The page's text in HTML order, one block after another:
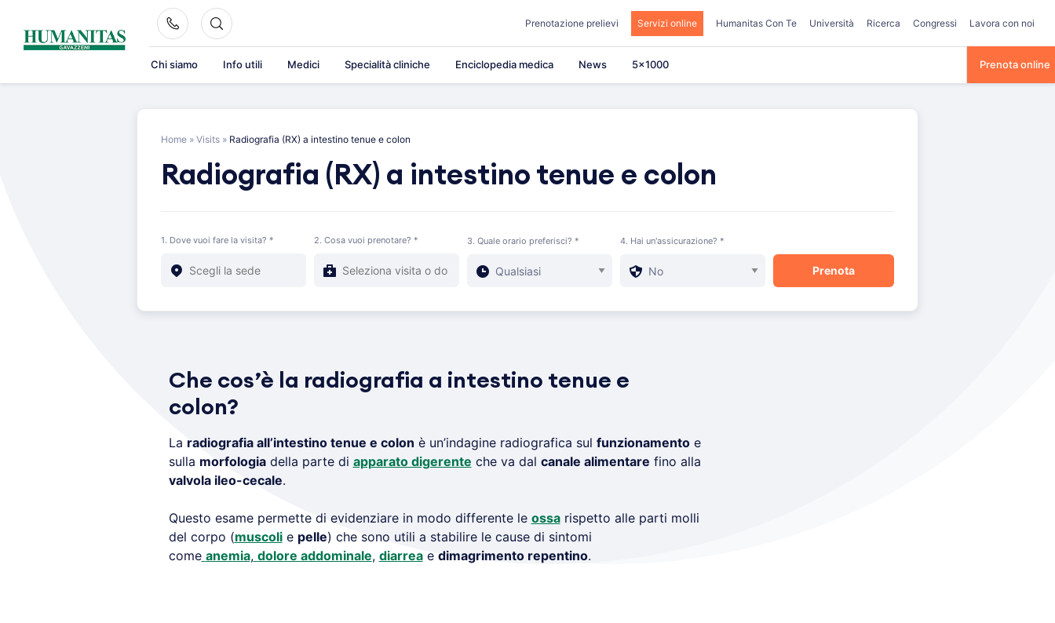
content
Prenotazione prelievi Servizi online Humanitas Con Te Università Ricerca Congressi Lavora con noi
Chi siamo Info utili Medici Specialità cliniche Enciclopedia medica News 5×1000 Prenota online
Home » Visits » Radiografia (RX) a intestino tenue e colon
Radiografia (RX) a intestino tenue e colon
1. Dove vuoi fare la visita? * 2. Cosa vuoi prenotare? * 3. Quale orario preferisci? * 4. Hai un'assicurazione? *
Che cos’è la radiografia a intestino tenue e
colon?
La radiografia all’intestino tenue e colon è un’indagine radiografica sul funzionamentoe
sulla morfologiadella parte di apparato digerente che va dal canale alimentare fino alla
valvola ileo-cecale.
Questo esame permette di evidenziare in modo differente le ossarispetto alle parti molli
del corpo (muscolie pelle) che sono utili a stabilire le cause di sintomi
come anemia, dolore addominale, diarreae dimagrimento repentino.